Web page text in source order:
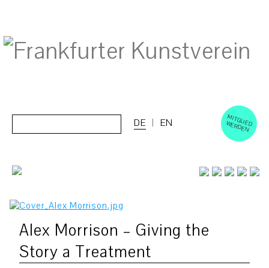
M
ITGLIED W
ERD
EN
DE EN
Alex Morrison – Giving the
Story a Treatment